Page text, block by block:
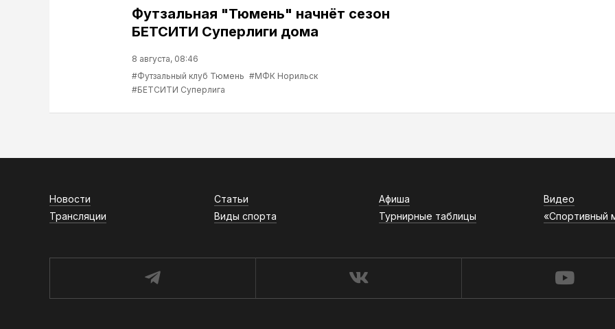
Футзальная "Тюмень" начнёт сезон
БЕТСИТИ Суперлиги дома
8 августа, 08:46
#Футзальный клуб Тюмень #МФК Норильск
#БЕТСИТИ Суперлига
Новости Статьи Афиша Видео
Трансляции
Виды спорта Турнирные таблицы «Спортивный